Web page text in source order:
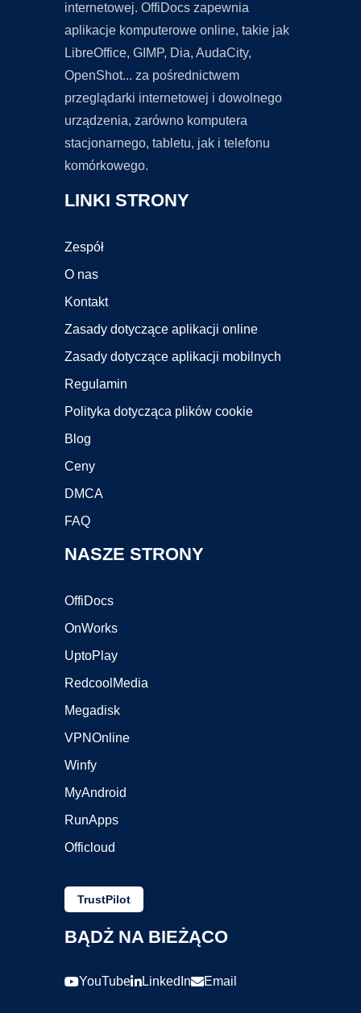
internetowej. OffiDocs zapewnia
aplikacje komputerowe online, takie jak
LibreOffice, GIMP, Dia, AudaCity,
OpenShot... za pośrednictwem
przeglądarki internetowej i dowolnego
urządzenia, zarówno komputera
stacjonarnego, tabletu, jak i telefonu
komórkowego.
LINKI STRONY
Zespół
O nas
Kontakt
Zasady dotyczące aplikacji online
Zasady dotyczące aplikacji mobilnych
Regulamin
Polityka dotycząca plików cookie
Blog
Ceny
DMCA
FAQ
NASZE STRONY
OffiDocs
OnWorks
UptoPlay
RedcoolMedia
Megadisk
VPNOnline
Winfy
MyAndroid
RunApps
Officloud
TrustPilot
BĄDŻ NA BIEŻĄCO
YouTube LinkedIn Email